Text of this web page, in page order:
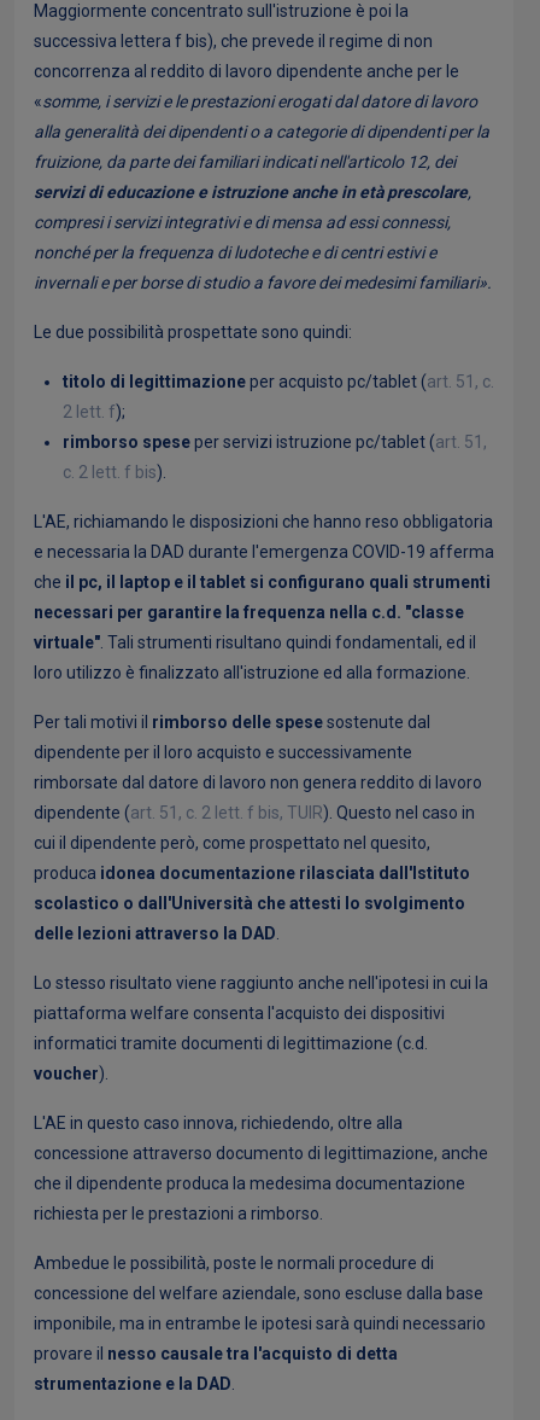
Maggiormente concentrato sull'istruzione è poi la
successiva lettera f bis), che prevede il regime di non
concorrenza al reddito di lavoro dipendente anche per le
«somme, i servizi e le prestazioni erogati dal datore di lavoro
alla generalità dei dipendenti o a categorie di dipendenti per la
fruizione, da parte dei familiari indicati nell'articolo 12, dei
servizi di educazione e istruzione anche in età prescolare,
compresi i servizi integrativi e di mensa ad essi connessi,
nonché per la frequenza di ludoteche e di centri estivi e
invernali e per borse di studio a favore dei medesimi familiari».
Le due possibilità prospettate sono quindi:
titolo di legittimazioneper acquisto pc/tablet (art. 51, c.
2 lett. f);
rimborso speseper servizi istruzione pc/tablet (art. 51,
c. 2 lett. f bis).
L'AE, richiamando le disposizioni che hanno reso obbligatoria
e necessaria la DAD durante l'emergenza COVID-19 afferma
che il pc, il laptop e il tablet si configurano quali strumenti
necessari per garantire la frequenza nella c.d. "classe
virtuale" . Tali strumenti risultano quindi fondamentali, ed il
loro utilizzo è finalizzato all'istruzione ed alla formazione.
Per tali motivi il rimborso delle spesesostenute dal
dipendente per il loro acquisto e successivamente
rimborsate dal datore di lavoro non genera reddito di lavoro
dipendente (art. 51, c. 2 lett. f bis, TUIR). Questo nel caso in
cui il dipendente però, come prospettato nel quesito,
produca idonea documentazione rilasciata dall'Istituto
scolastico o dall'Università che attesti lo svolgimento
delle lezioni attraverso la DAD
Lo stesso risultato viene raggiunto anche nell'ipotesi in cui la
piattaforma welfare consenta l'acquisto dei dispositivi
informatici tramite documenti di legittimazione (c.d.
voucher).
L'AE in questo caso innova, richiedendo, oltre alla
concessione attraverso documento di legittimazione, anche
che il dipendente produca la medesima documentazione
richiesta per le prestazioni a rimborso.
Ambedue le possibilità, poste le normali procedure di
concessione del welfare aziendale, sono escluse dalla base
imponibile, ma in entrambe le ipotesi sarà quindi necessario
provare il nesso causale tra l'acquisto di detta
strumentazione e la DAD